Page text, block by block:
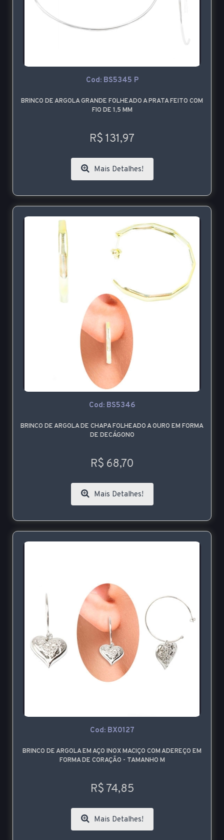
Cod: BS5345 P
BRINCO DE ARGOLA GRANDE FOLHEADO A PRATA FEITO COM
FIO DE 1,5 MM
R$ 131,97
Mais Detalhes!
Cod: BS5346
BRINCO DE ARGOLA DE CHAPA FOLHEADO A OURO EM FORMA
DE DECÁGONO
R$ 68,70
Mais Detalhes!
Cod: BX0127
BRINCO DE ARGOLA EM AÇO INOX MACIÇO COM ADEREÇO EM
FORMA DE CORAÇÃO - TAMANHO M
R$ 74,85
Mais Detalhes!